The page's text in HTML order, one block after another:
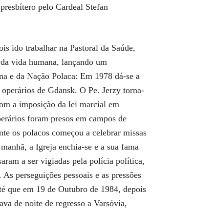
pelo Cardeal Stefan
ido trabalhar na Pastoral da Saúde,
vida humana, lançando um
e da Nação Polaca: Em 1978 dá-se a
de Gdansk. O Pe. Jerzy torna-
a imposição da lei marcial em
foram presos em campos de
os polacos começou a celebrar missas
a Igreja enchia-se e a sua fama
a ser vigiadas pela polícia política,
perseguições pessoais e as pressões
que em 19 de Outubro de 1984, depois
de noite de regresso a Varsóvia,